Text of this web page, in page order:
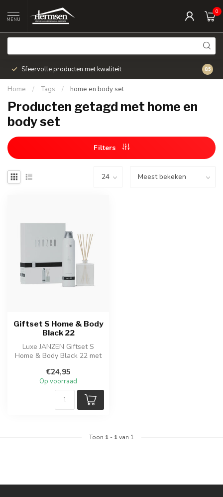
MENU
0
Sfeervolle producten met kwaliteit Snel
8.5
Home / Tags / home en body set
Producten getagd met home en
body set
Filters
Giftset S Home & Body
Black 22
Luxe JANZEN Giftset S
Home & Body Black 22 met
Fragrance Sti...
€24,95
Op voorraad
Toon 1 - 1van 1